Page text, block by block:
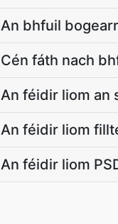
An bhfuil
Cén fáth nach
An féidir liom an
An féidir liom
An féidir liom